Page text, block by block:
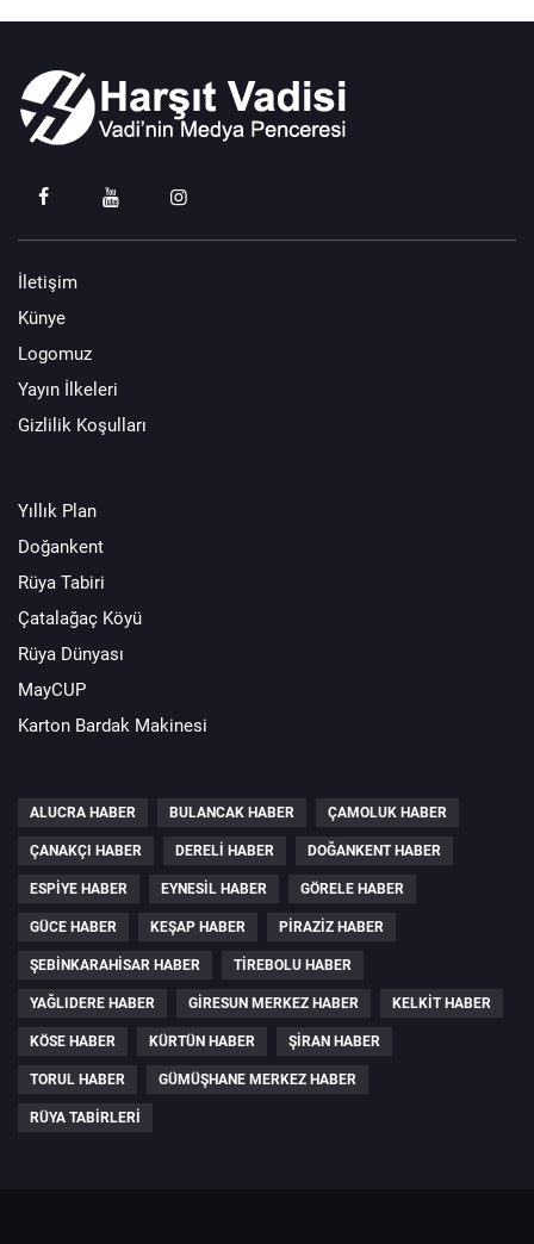
İletişim
Künye
Logomuz
Yayın İlkeleri
Gizlilik Koşulları
Yıllık Plan
Doğankent
Rüya Tabiri
Çatalağaç Köyü
Rüya Dünyası
MayCUP
Karton Bardak Makinesi
ALUCRA HABER BULANCAK HABER ÇAMOLUK HABER
ÇANAKÇI HABER DERELI HABER DOĞANKENT HABER
ESPIYE HABER EYNESIL HABER GÖRELE HABER
GÜCE HABER KEŞAP HABER PIRAZIZ HABER
ŞEBINKARAHISAR HABER TIREBOLU HABER
YAĞLIDERE HABER GIRESUN MERKEZ HABER KELKIT HABER
KÖSE HABER KÜRTÜN HABER ŞIRAN HABER
TORUL HABER GÜMÜŞHANE MERKEZ HABER
RÜYA TABIRLERI